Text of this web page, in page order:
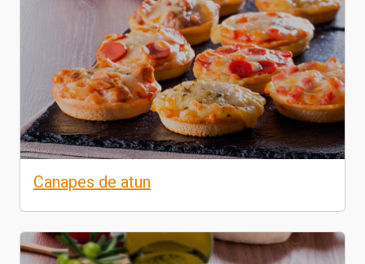
Canapes de atun